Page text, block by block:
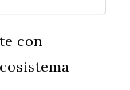
con